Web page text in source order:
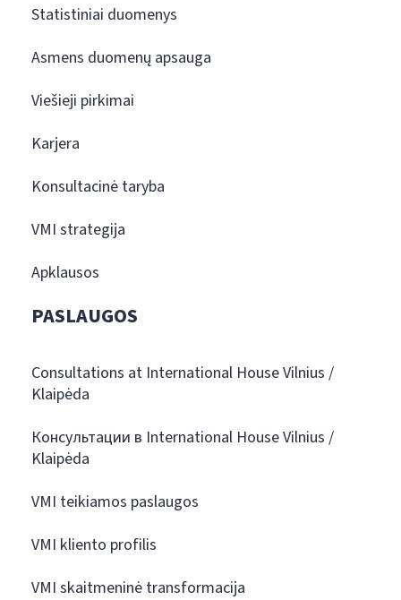
Statistiniai duomenys
Asmens duomenų apsauga
Viešieji pirkimai
Karjera
Konsultacinė taryba
VMI strategija
Apklausos
PASLAUGOS
Consultations at International House Vilnius /
Klaipėda
Консультации в International House Vilnius /
Klaipėda
VMI teikiamos paslaugos
VMI kliento profilis
VMI skaitmeninė transformacija